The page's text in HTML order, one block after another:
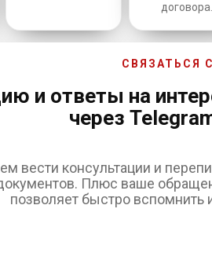
договора.
СВЯЗАТЬСЯ
и ответы на
через
вести консультации и
Плюс ваше
позволяет быстро вспомнить